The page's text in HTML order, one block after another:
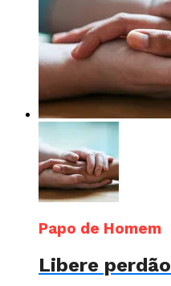
Papo de Homem
Libere perdão